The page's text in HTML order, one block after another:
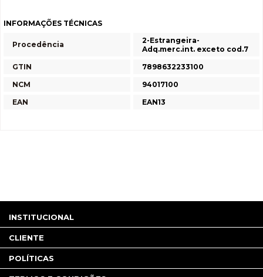
INFORMAÇÕES TÉCNICAS
Procedência
2-Estrangeira-
Adq.merc.int. exceto cod.7
GTIN
7898632233100
NCM
94017100
EAN
EAN13
INSTITUCIONAL
CLIENTE
POLÍTICAS